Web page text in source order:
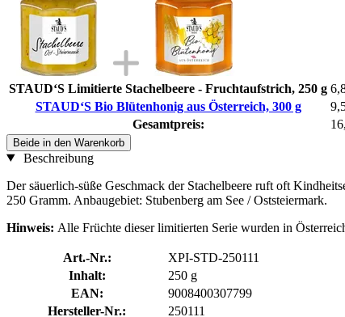
STAUD‘S Limitierte Stachelbeere - Fruchtaufstrich, 250 g
STAUD‘S Bio Blütenhonig aus Österreich, 300 g
Gesamtpreis:
Beide in den Warenkorb
Beschreibung
Der säuerlich-süße Geschmack der Stachelbeere ruft oft
250 Gramm. Anbaugebiet: Stubenberg am See / Oststeiermark.
Hinweis: Alle Früchte dieser limitierten Serie wurden in
Art.-Nr.:
XPI-STD-250111
Inhalt:
250 g
EAN:
9008400307799
Hersteller-Nr.:
250111